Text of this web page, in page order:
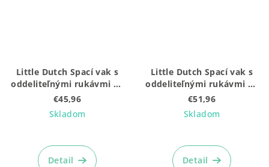
Little Dutch Spací vak s
oddeliteľnými rukávmi 90
cm Fairy Floral
€45,96
Skladom
Detail
Little Dutch Spací vak s
oddeliteľnými rukávmi 90
cm Fairy Blossom
€51,96
Skladom
Detail